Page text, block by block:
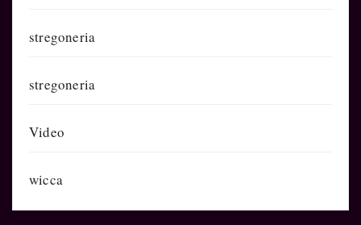
stregoneria
stregoneria
Video
wicca